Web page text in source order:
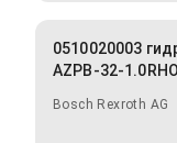
0510020003
AZPB-32-
Bosch Rexroth AG